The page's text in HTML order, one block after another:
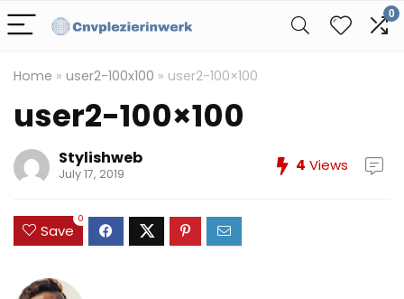
0
Home » user2-100x100 » user2-100×100
user2-100×100
Stylishweb
July 17, 2019 4 Views
Save
0